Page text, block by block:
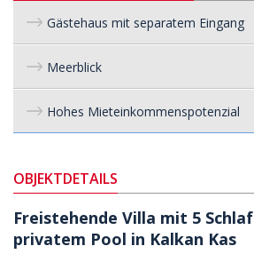
Gästehaus mit separatem Eingang
Meerblick
Hohes Mieteinkommenspotenzial
OBJEKTDETAILS
Freistehende Villa mit 5
privatem Pool in Kalkan Kas